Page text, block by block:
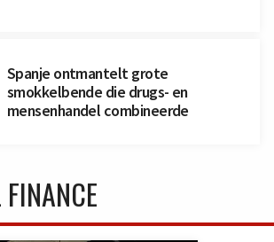
Spanje ontmantelt grote
smokkelbende die drugs- en
mensenhandel combineerde